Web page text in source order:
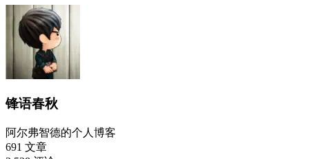
锋语春秋
阿尔弗智德的个人博客
691 文章